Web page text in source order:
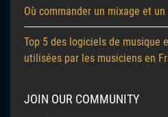
Où commander un mixage et
Top 5 des logiciels de musique
utilisées par les musiciens en
JOIN OUR COMMUNITY